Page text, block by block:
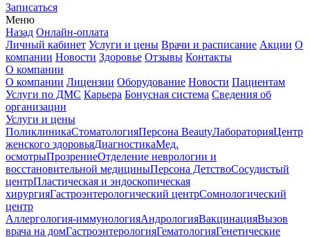
Записаться
Меню
Назад Онлайн-оплата
Личный кабинет Услуги и цены Врачи и расписание Акции О
компании Новости Здоровье Отзывы Контакты
О компании
О компании Лицензии Оборудование Новости Пациентам
Услуги по ДМС Карьера Бонусная система Сведения об
организации
Услуги и цены
ПоликлиникаСтоматологияПерсона BeautyЛабораторияЦентр
женского здоровьяДиагностикаМед.
осмотрыПрозрениеОтделение неврологии и
восстановительной медициныПерсона ДетствоСосудистый
центрПластическая и эндоскопическая
хирургияГастроэнтерологический центрСомнологический
центр
Аллергология-иммунологияАндрологияВакцинацияВызов
врача на домГастроэнтерологияГематологияГенетические